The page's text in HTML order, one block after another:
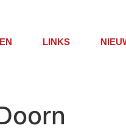
LINKS